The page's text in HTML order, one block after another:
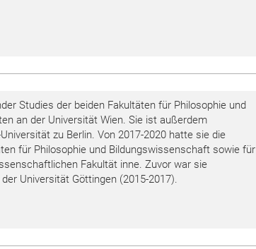
Studies der beiden Fakultäten für Philosophie und
an der Universität Wien. Sie ist außerdem
zu Berlin. Von 2017-2020 hatte sie die
für Philosophie und Bildungswissenschaft sowie für
Fakultät inne. Zuvor war sie
Universität Göttingen (2015-2017).